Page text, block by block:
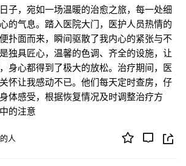
子，宛如一场温暖的治愈之旅，每一处细
的气息。踏入医院大门，医护人员热情的
扑面而来，瞬间驱散了我内心的紧张与不
独具匠心，温馨的色调、齐全的设施，让
身心都得到了极大的放松。治疗期间，医
怀让我感动不已。他们每天定时查房，仔
体感受，根据恢复情况及时调整治疗方
的注意
人